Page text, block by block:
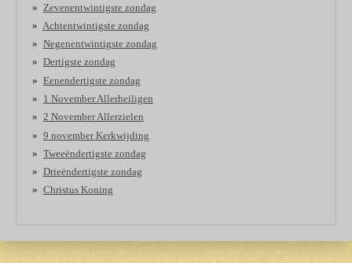
Zevenentwintigste zondag
Achtentwintigste zondag
Negenentwintigste zondag
Dertigste zondag
Eenendertigste zondag
1 November Allerheiligen
2 November Allerzielen
9 november Kerkwijding
Tweeëndertigste zondag
Drieëndertigste zondag
Christus Koning